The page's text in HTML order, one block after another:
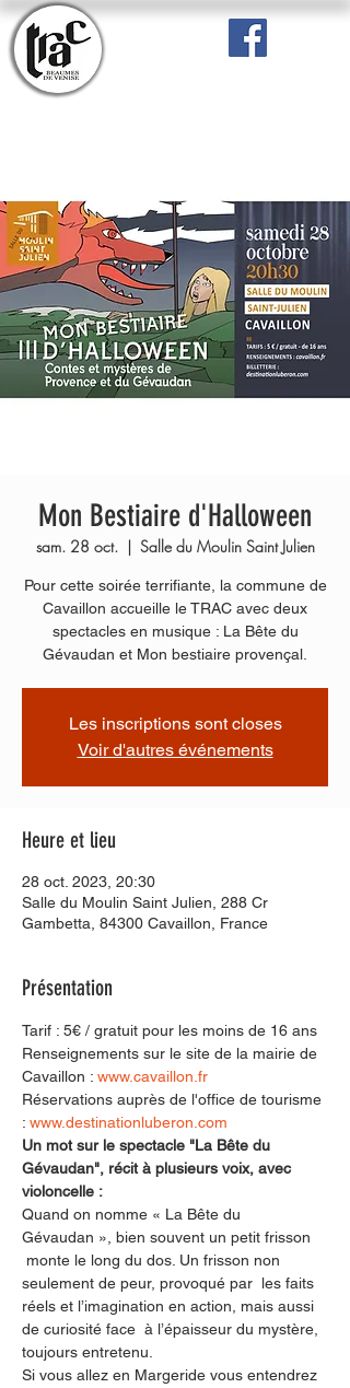
Mon Bestiaire d'Halloween
sam. 28 oct.
  |
Salle du Moulin Saint Julien
Pour cette soirée terrifiante, la commune de
Cavaillon accueille le TRAC avec deux
spectacles en musique : La Bête du
Gévaudan et Mon bestiaire provençal.
Les inscriptions sont closes
Voir d'autres événements
Heure et lieu
28 oct. 2023, 20:30
Salle du Moulin Saint Julien, 288 Cr
Gambetta, 84300 Cavaillon, France
Présentation
Tarif : 5€ / gratuit pour les moins de 16 ans
Renseignements sur le site de la mairie de
Cavaillon : www.cavaillon.fr
Réservations auprès de l'office de tourisme
: www.destinationluberon.com
Un mot sur le spectacle "La Bête du
Gévaudan", récit à plusieurs voix, avec
violoncelle :
Quand on nomme « La Bête du
Gévaudan », bien souvent un petit frisson
monte le long du dos. Un frisson non
seulement de peur, provoqué par  les faits
réels et l’imagination en action, mais aussi
de curiosité face  à l’épaisseur du mystère,
toujours entretenu.
Si vous allez en Margeride vous entendrez